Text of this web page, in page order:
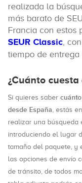
realizada la
más barato de
Francia con estos
SEUR Classic,
tiempo de
¿Cuánto
Si quieres saber
desde España, estás
realizar una búsqueda
introduciendo el lugar
tamaño del paquete, y
las opciones de envío
de tránsito, de todos